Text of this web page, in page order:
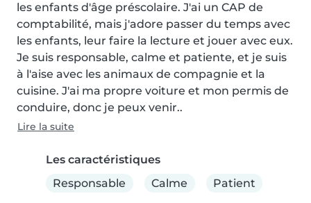
les enfants d'âge préscolaire. J'ai un CAP de
comptabilité, mais j'adore passer du temps avec
les enfants, leur faire la lecture et jouer avec eux.
Je suis responsable, calme et patiente, et je suis
à l'aise avec les animaux de compagnie et la
cuisine. J'ai ma propre voiture et mon permis de
conduire, donc je peux venir..
Lire la suite
Les caractéristiques
Responsable
Calme Patient